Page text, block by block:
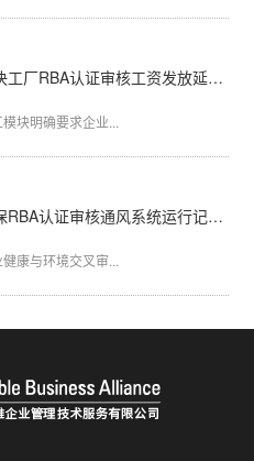
深圳创思维企业解决工厂RBA认证审核工资发放延迟问题
块明确要求企业...
深圳创思维企业确保RBA认证审核通风系统运行记录完整
康与环境交叉审...